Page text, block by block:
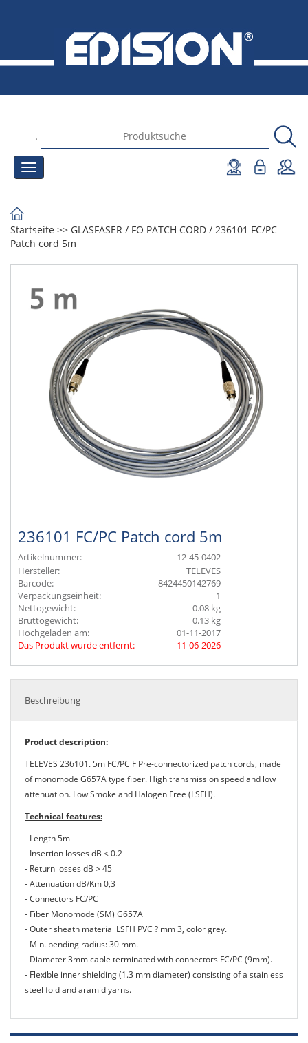
.
Startseite >> GLASFASER / FO PATCH CORD / 236101 FC/PC
Patch cord 5m
236101 FC/PC Patch cord 5m
Artikelnummer:
12-45-0402
Hersteller:
TELEVES
Barcode:
8424450142769
Verpackungseinheit:
1
Nettogewicht:
0.08 kg
Bruttogewicht:
0.13 kg
Hochgeladen am:
01-11-2017
Das Produkt wurde entfernt:
11-06-2026
Beschreibung
Product description:
TELEVES 236101. 5m FC/PC F Pre-connectorized patch cords, made
of monomode G657A type fiber. High transmission speed and low
attenuation. Low Smoke and Halogen Free (LSFH).
Technical features:
- Length 5m
- Insertion losses dB < 0.2
- Return losses dB > 45
- Attenuation dB/Km 0,3
- Connectors FC/PC
- Fiber Monomode (SM) G657A
- Outer sheath material LSFH PVC ? mm 3, color grey.
- Min. bending radius: 30 mm.
- Diameter 3mm cable terminated with connectors FC/PC (9mm).
- Flexible inner shielding (1.3 mm diameter) consisting of a stainless
steel fold and aramid yarns.